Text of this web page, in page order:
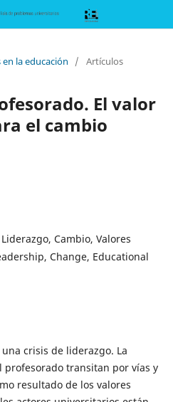
la educación
/ Artículos
El valor
el cambio
Cambio, Valores
Change, Educational
crisis de liderazgo. La
transitan por vías y
resultado de los valores